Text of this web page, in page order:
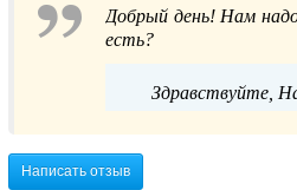
Добрый день! Нам
есть?
Здравствуйте,
отправить запрос
Написать отзыв